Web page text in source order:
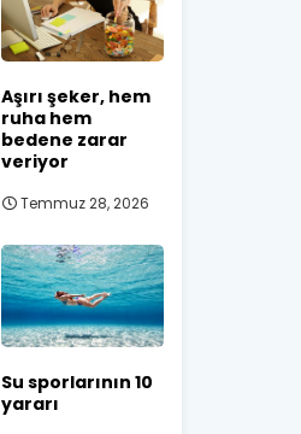
Aşırı şeker, hem
ruha hem
bedene zarar
veriyor
Temmuz 28, 2026
Su sporlarının 10
yararı